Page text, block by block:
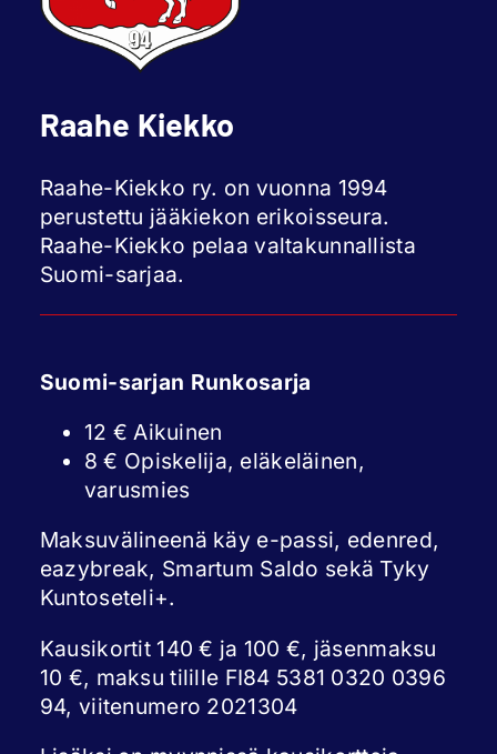
Raahe Kiekko
Raahe-Kiekko ry. on vuonna 1994
perustettu jääkiekon erikoisseura.
Raahe-Kiekko pelaa valtakunnallista
Suomi-sarjaa.
Suomi-sarjan Runkosarja
12 € Aikuinen
8 € Opiskelija, eläkeläinen,
varusmies
Maksuvälineenä käy e-passi, edenred,
eazybreak, Smartum Saldo sekä Tyky
Kuntoseteli+.
Kausikortit 140 € ja 100 €, jäsenmaksu
10 €, maksu tilille FI84 5381 0320 0396
94, viitenumero 2021304